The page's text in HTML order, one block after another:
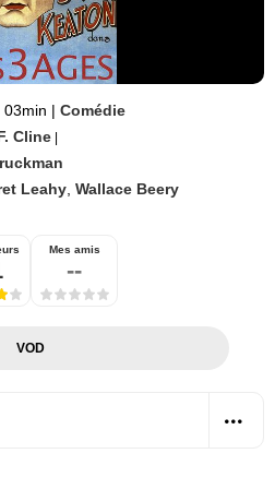
03min | Comédie
Cline
Leahy Wallace Beery
Mes amis
--
VOD